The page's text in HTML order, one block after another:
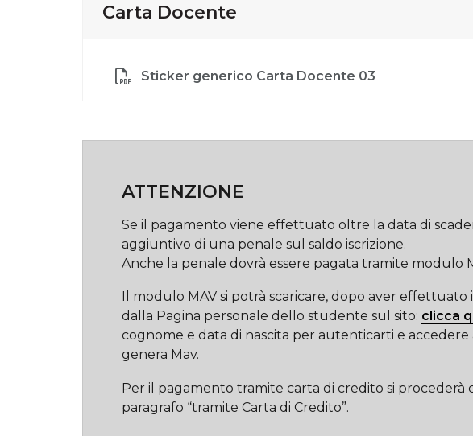
Carta Docente
Sticker generico Carta Docente 03
ATTENZIONE
Se il pagamento viene effettuato oltre la data di
aggiuntivo di una penale sul saldo iscrizione.
Anche la penale dovrà essere pagata tramite modulo
Il modulo MAV si potrà scaricare, dopo aver
dalla Pagina personale dello studente sul sito: clicca
cognome e data di nascita per autenticarti e accedere
genera Mav.
Per il pagamento tramite carta di credito si procederà
paragrafo “tramite Carta di Credito”.